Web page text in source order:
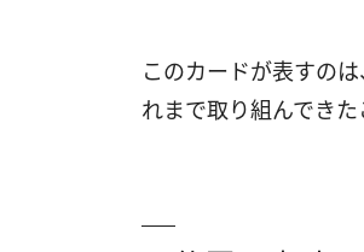
このカードが表すのは
れまで取り組んでき